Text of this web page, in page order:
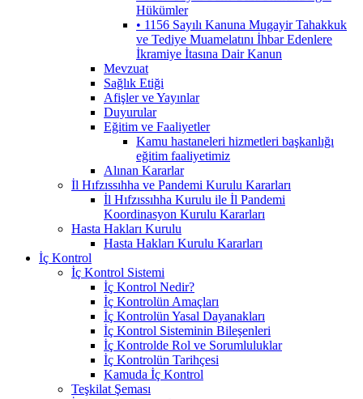
Hükümler
• 1156 Sayılı Kanuna Mugayir Tahakkuk
ve Tediye Muamelatını İhbar Edenlere
İkramiye İtasına Dair Kanun
Mevzuat
Sağlık Etiği
Afişler ve Yayınlar
Duyurular
Eğitim ve Faaliyetler
Kamu hastaneleri hizmetleri başkanlığı
eğitim faaliyetimiz
Alınan Kararlar
İl Hıfzıssıhha ve Pandemi Kurulu Kararları
İl Hıfzıssıhha Kurulu ile İl Pandemi
Koordinasyon Kurulu Kararları
Hasta Hakları Kurulu
Hasta Hakları Kurulu Kararları
İç Kontrol
İç Kontrol Sistemi
İç Kontrol Nedir?
İç Kontrolün Amaçları
İç Kontrolün Yasal Dayanakları
İç Kontrol Sisteminin Bileşenleri
İç Kontrolde Rol ve Sorumluluklar
İç Kontrolün Tarihçesi
Kamuda İç Kontrol
Teşkilat Şeması